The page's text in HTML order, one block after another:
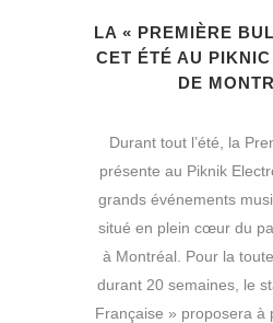
LA « PREMIÈRE
CET ÉTÉ AU
DE
Durant tout l’été, la
présente au Piknik
grands événements
situé en plein cœur du
à Montréal. Pour la
durant 20 semaines, le
Française » proposera à